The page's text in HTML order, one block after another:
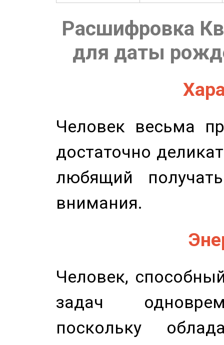
Расшифровка
для даты
Человек весьма
достаточно
любящий
внимания.
Человек,
задач
поскольку